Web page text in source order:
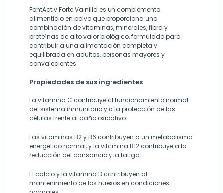
FontActiv Forte Vainilla es un complemento
alimenticio en polvo que proporciona una
combinación de vitaminas, minerales, fibra y
proteínas de alto valor biológico, formulado para
contribuir a una alimentación completa y
equilibrada en adultos, personas mayores y
convalecientes.
Propiedades de sus ingredientes
La vitamina C contribuye al funcionamiento normal
del sistema inmunitario y a la protección de las
células frente al daño oxidativo.
Las vitaminas B2 y B6 contribuyen a un metabolismo
energético normal, y la vitamina B12 contribuye a la
reducción del cansancio y la fatiga.
El calcio y la vitamina D contribuyen al
mantenimiento de los huesos en condiciones